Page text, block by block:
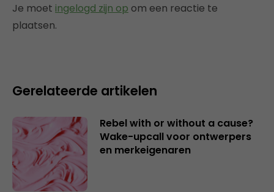
Je moet ingelogd zijn op om een reactie te
plaatsen.
Gerelateerde artikelen
Rebel with or without a cause?
Wake-upcall voor ontwerpers
en merkeigenaren